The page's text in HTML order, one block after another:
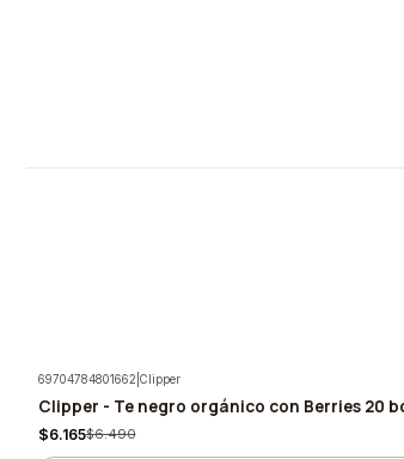
-5%
69704784801662 Clipper
Clipper - Te negro orgánico con Berries 20
$6.165$6.490